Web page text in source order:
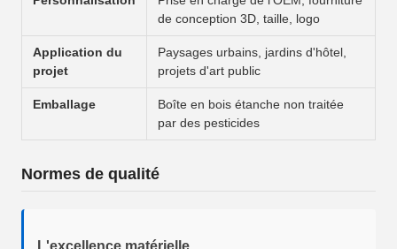
de conception 3D, taille, logo
Application du
projet
Paysages urbains, jardins d'hôtel,
projets d'art public
Emballage
Boîte en bois étanche non traitée
par des pesticides
Normes de qualité